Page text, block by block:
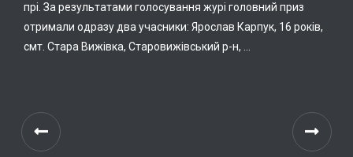
прі. За результатами голосування журі головний приз
отримали одразу два учасники: Ярослав Карпук, 16 років,
смт. Стара Вижівка, Старовижівський р-н, …